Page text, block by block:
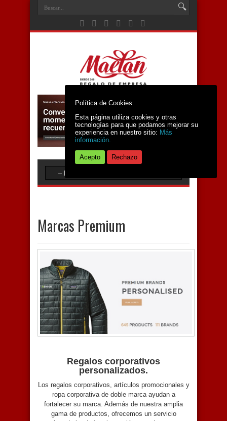
Marcas Premium
Regalos corporativos
personalizados.
Los regalos corporativos, artículos promocionales y
ropa corporativa de doble marca ayudan a
fortalecer su marca. Además de nuestra amplia
gama de productos, ofrecemos un servicio
Política de Cookies
Esta página utiliza cookies y otras
tecnologías para que podamos mejorar su
experiencia en nuestro sitio: Más
información.
Acepto Rechazo